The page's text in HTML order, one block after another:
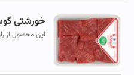
خورشتی گوساله
این محصول از